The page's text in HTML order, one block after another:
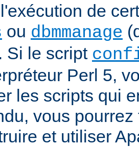
de
ou dbmmanage
Si le script
Perl 5,
les scripts qui
vous
et utiliser